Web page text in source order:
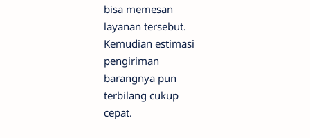
bisa memesan
layanan tersebut.
Kemudian estimasi
pengiriman
barangnya pun
terbilang cukup
cepat.